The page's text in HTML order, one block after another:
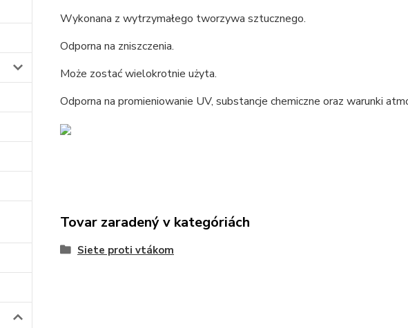
Wykonana z wytrzymałego tworzywa sztucznego.
Odporna na zniszczenia.
Może zostać wielokrotnie użyta.
Odporna na promieniowanie UV, substancje chemiczne oraz warunki
Tovar zaradený v kategóriách
Siete proti vtákom